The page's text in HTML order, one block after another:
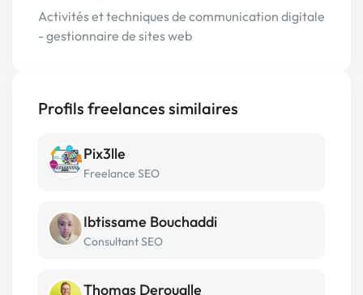
Activités et techniques de communication digitale
- gestionnaire de sites web
Profils freelances similaires
Pix3lle
Freelance SEO
Ibtissame Bouchaddi
Consultant SEO
Thomas Deroualle